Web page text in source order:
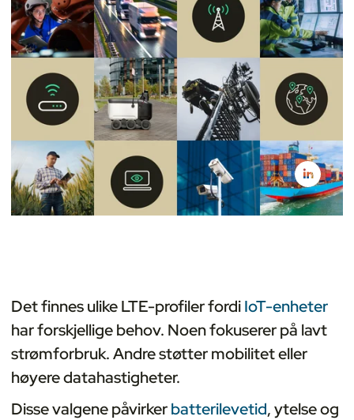
Det finnes ulike LTE-profiler fordiIoT-enheter
har forskjellige behov. Noen fokuserer på lavt
strømforbruk. Andre støtter mobilitet eller
høyere datahastigheter.
Disse valgene påvirkerbatterilevetid, ytelse og